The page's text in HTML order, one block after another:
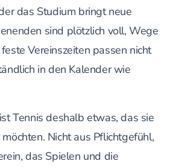
das Studium bringt neue
sind plötzlich voll, Wege
Vereinszeiten passen nicht
in den Kalender wie
Tennis deshalb etwas, das sie
Nicht aus Pflichtgefühl,
das Spielen und die